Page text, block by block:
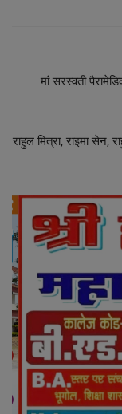
मां सरस्वती
राहुल मित्रा, राइमा